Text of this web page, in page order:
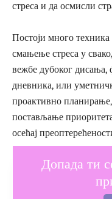
стреса и да осмисли
Постоји много
смањење стреса у
вежбе дубоког дисања,
дневника, или
проактивно
постављање
осећај
Одржавање
Допада ти